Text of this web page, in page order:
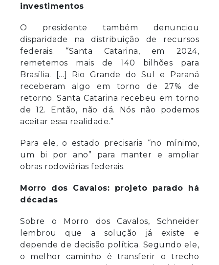
investimentos
O presidente também denunciou
disparidade na distribuição de recursos
federais. “Santa Catarina, em 2024,
remetemos mais de 140 bilhões para
Brasília. […] Rio Grande do Sul e Paraná
receberam algo em torno de 27% de
retorno. Santa Catarina recebeu em torno
de 12. Então, não dá. Nós não podemos
aceitar essa realidade.”
Para ele, o estado precisaria “no mínimo,
um bi por ano” para manter e ampliar
obras rodoviárias federais.
Morro dos Cavalos: projeto parado há
décadas
Sobre o Morro dos Cavalos, Schneider
lembrou que a solução já existe e
depende de decisão política. Segundo ele,
o melhor caminho é transferir o trecho